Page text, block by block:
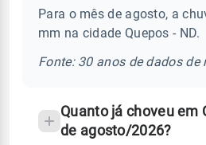
sobre
chuva
Para o mês de agosto, a
mm na cidade Quepos - ND.
Fonte: 30 anos de dados de
Quanto já choveu em
de agosto/2026?